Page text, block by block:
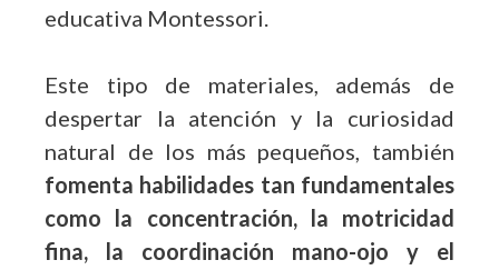
educativa Montessori.
Este tipo de materiales, además de
despertar la atención y la curiosidad
natural de los más pequeños, también
fomenta habilidades tan fundamentales
como la concentración, la motricidad
fina, la coordinación mano-ojo y el